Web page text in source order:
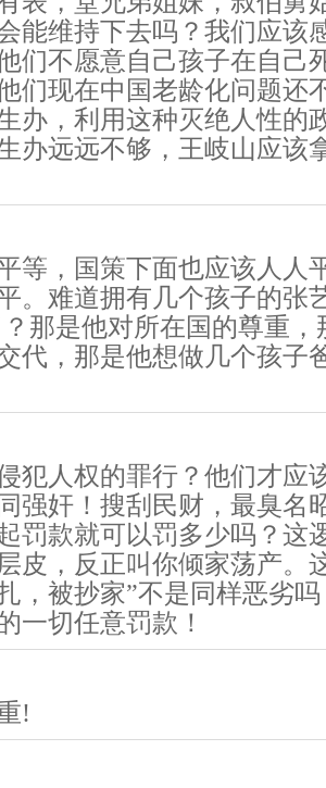
能维持下去吗？我们应该
们不愿意自己孩子在自己
们现在中国老龄化问题还
办，利用这种灭绝人性的
办远远不够，王岐山应该
等，国策下面也应该人人
。难道拥有几个孩子的张
那是他对所在国的尊重
代，那是他想做几个孩子
犯人权的罪行？他们才应
强奸！搜刮民财，最臭名
罚款就可以罚多少吗？这
皮，反正叫你倾家荡产。
，被抄家”不是同样恶劣
一切任意罚款！
!